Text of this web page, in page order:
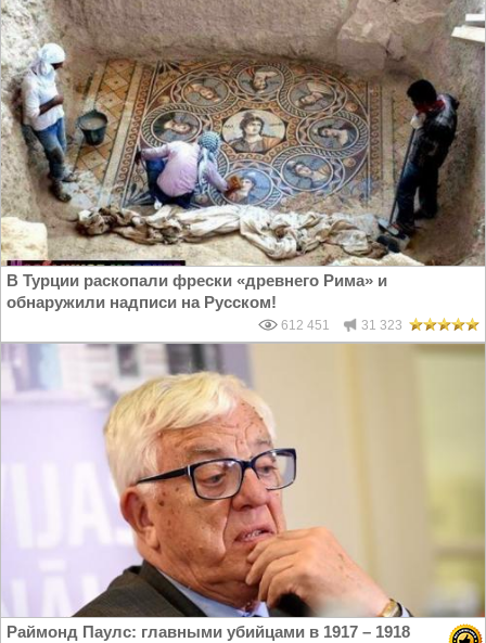
В Турции раскопали фрески «древнего Рима» и
обнаружили надписи на Русском!
612 451 31 323
Раймонд Паулс: главными убийцами в 1917 – 1918